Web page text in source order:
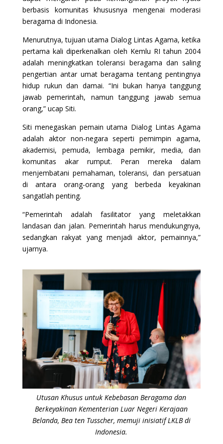
berbasis komunitas khususnya mengenai moderasi
beragama di Indonesia.
Menurutnya, tujuan utama Dialog Lintas Agama, ketika
pertama kali diperkenalkan oleh Kemlu RI tahun 2004
adalah meningkatkan toleransi beragama dan saling
pengertian antar umat beragama tentang pentingnya
hidup rukun dan damai. “Ini bukan hanya tanggung
jawab pemerintah, namun tanggung jawab semua
orang,” ucap Siti.
Siti menegaskan pemain utama Dialog Lintas Agama
adalah aktor non-negara seperti pemimpin agama,
akademisi, pemuda, lembaga pemikir, media, dan
komunitas akar rumput. Peran mereka dalam
menjembatani pemahaman, toleransi, dan persatuan
di antara orang-orang yang berbeda keyakinan
sangatlah penting.
“Pemerintah adalah fasilitator yang meletakkan
landasan dan jalan. Pemerintah harus mendukungnya,
sedangkan rakyat yang menjadi aktor, pemainnya,”
ujarnya.
Utusan Khusus untuk Kebebasan Beragama dan
Berkeyakinan Kementerian Luar Negeri Kerajaan
Belanda, Bea ten Tusscher, memuji inisiatif LKLB di
Indonesia.